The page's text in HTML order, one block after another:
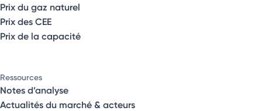
Prix du gaz naturel
Prix des CEE
Prix de la capacité
Ressources
Notes d’analyse
Actualités du marché & acteurs